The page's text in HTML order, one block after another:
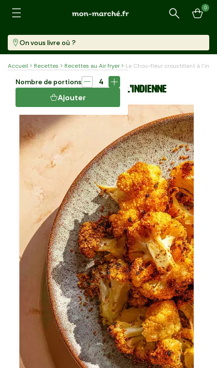
Recherche
0
On vous livre où ?
Accueil Recettes Recettes au Air fryer
Le Chou-fleur croustillant à
Accompagnement 30 min
LE CHOU-FLEUR CROUSTILLANT À L’INDIENNE
Nombre de portions
4
Ajouter